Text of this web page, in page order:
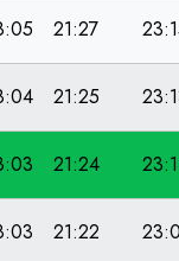
21:27
21:25
21:24
21:22